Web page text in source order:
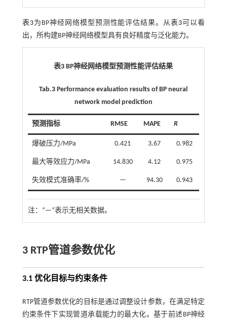
表3为BP神经网络模型预测性能评估结果。从表3 可以看
出，所构建BP神经网络模型具有良好精度与泛化能力。
表3 BP神经网络模型预测性能评估结果
Tab.3 Performance evaluation results of BP neural
network model prediction
预测指标 RMSE MAPE R
爆破压力/MPa 0.421 3.67 0.982
最大等效应力/MPa 14.830 4.12 0.975
失效模式准确率/% — 94.30 0.943
注： “—”表示无相关数据。
3 RTP管道参数优化
3.1 优化目标与约束条件
RTP管道参数优化的目标是通过调整设计参数，在满足特定
约束条件下实现管道承载能力的最大化。基于前述BP神经